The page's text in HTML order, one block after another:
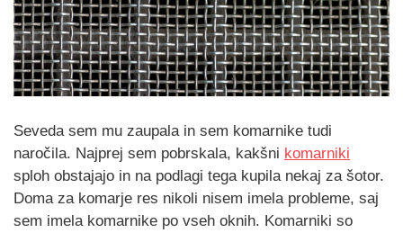
Seveda sem mu zaupala in sem komarnike tudi
naročila. Najprej sem pobrskala, kakšni komarniki
sploh obstajajo in na podlagi tega kupila nekaj za šotor.
Doma za komarje res nikoli nisem imela probleme, saj
sem imela komarnike po vseh oknih. Komarniki so